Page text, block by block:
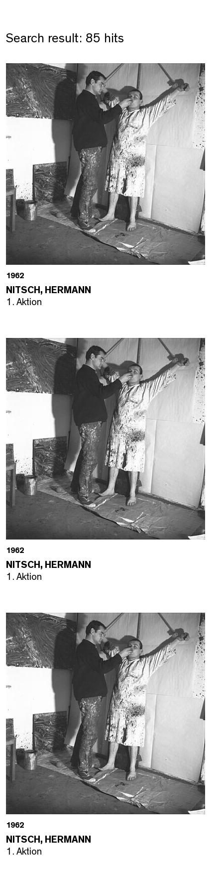
Search result: 85 hits
1962
NITSCH, HERMANN
1. Aktion
1962
NITSCH, HERMANN
1. Aktion
1962
NITSCH, HERMANN
1. Aktion